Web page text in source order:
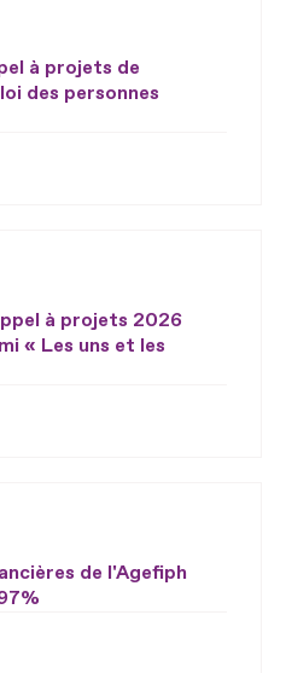
à projets de
des personnes
à projets 2026
« Les uns et les
de l'Agefiph